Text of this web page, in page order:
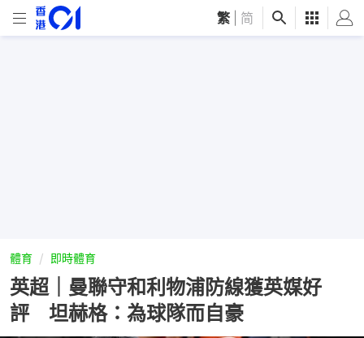
繁 简
體育 即時體育
英超｜曼聯守和利物浦防線獲英媒好
評 坦赫格：為球隊而自豪